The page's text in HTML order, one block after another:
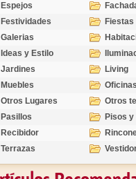
Espejos
Festividades
Fiestas
Galerias
Ideas y Estilo
Jardines
Living
Muebles
Oficinas
Otros Lugares
Otros
Pasillos
Pisos y
Recibidor
Terrazas